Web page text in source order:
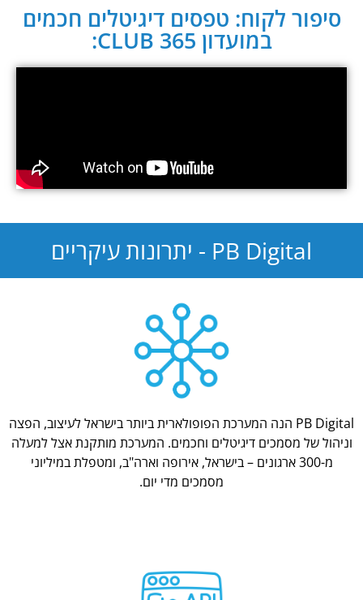
סיפור לקוח: טפסים דיגיטלים חכמים
במועדון CLUB 365:
PB Digital - יתרונות עיקריים
PB Digital הנה המערכת הפופולארית ביותר בישראל לעיצוב, הפצה
וניהול של מסמכים דיגיטלים וחכמים. המערכת מותקנת אצל למעלה
מ-300 ארגונים – בישראל, אירופה וארה"ב, ומטפלת במיליוני
מסמכים מדי יום.